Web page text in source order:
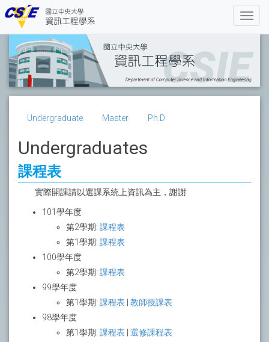
Undergraduate Master Ph.D
Undergraduates
課程表
實際開課請以選課系統上資訊為主，謝謝
101學年度
第2學期: 課程表
第1學期: 課程表
100學年度
第2學期: 課程表
99學年度
第1學期: 課程表
教師授課表
98學年度
第1學期: 課程表
選修課程表